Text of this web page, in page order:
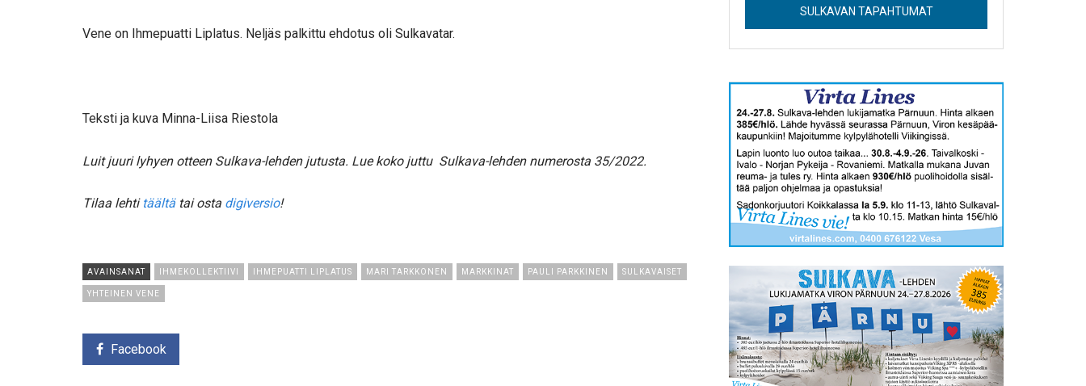
Vene on Ihmepuatti Liplatus. Neljäs palkittu ehdotus oli Sulkavatar.
Teksti ja kuva Minna-Liisa Riestola
Luit juuri lyhyen otteen Sulkava-lehden jutusta. Lue koko juttu Sulkava-lehden numerosta 35/2022.
Tilaa lehti täältätai osta digiversio!
AVAINSANAT IHMEKOLLEKTIIVI IHMEPUATTI LIPLATUS MARI TARKKONEN MARKKINAT PAULI PARKKINEN SULKAVAISET
YHTEINEN VENE
Facebook
SULKAVAN TAPAHTUMAT